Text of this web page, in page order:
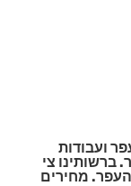
ועבודות
ברשותינו צי
מחירים